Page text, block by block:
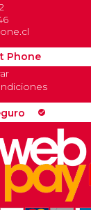
check_circle
Phone